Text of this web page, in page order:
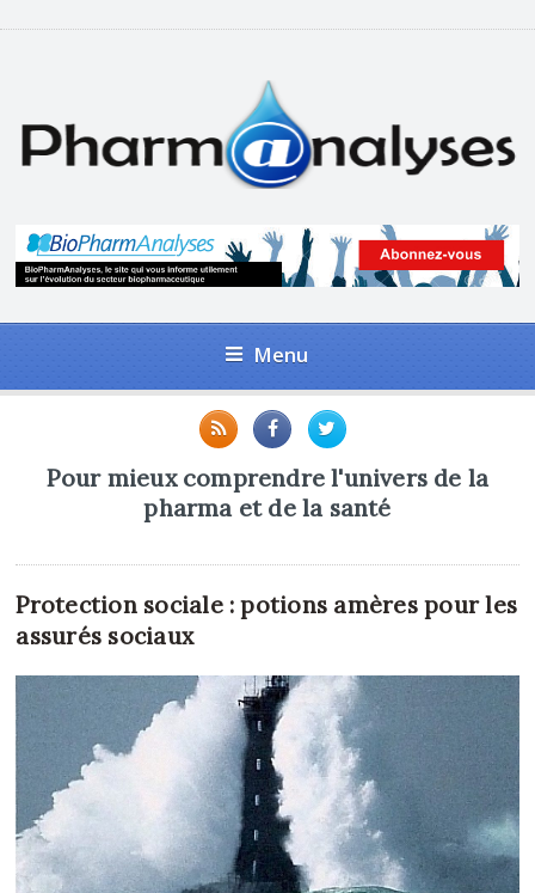
Menu
Pour mieux comprendre l'univers de la
pharma et de la santé
Protection sociale : potions amères pour les
assurés sociaux